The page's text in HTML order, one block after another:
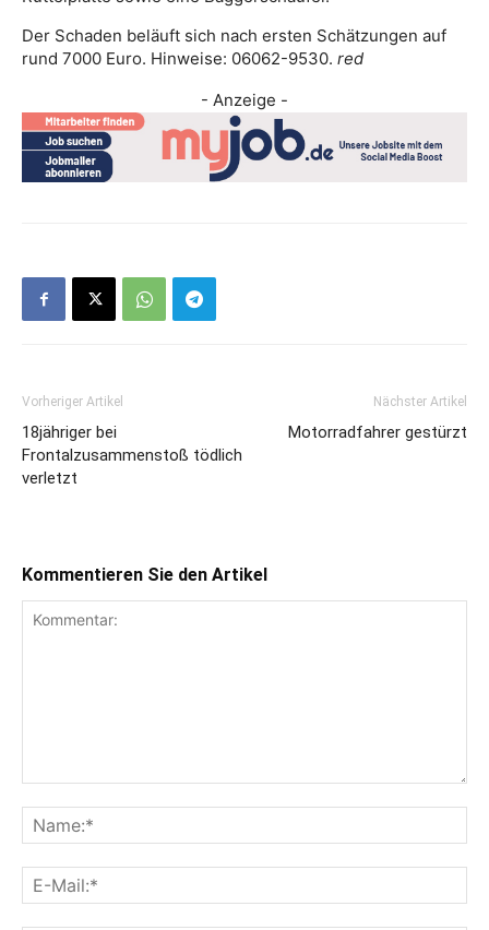
Der Schaden beläuft sich nach ersten Schätzungen auf
rund 7000 Euro. Hinweise: 06062-9530. red
- Anzeige -
Vorheriger Artikel
18jähriger bei
Frontalzusammenstoß tödlich
verletzt
Nächster Artikel
Motorradfahrer gestürzt
Kommentieren Sie den Artikel